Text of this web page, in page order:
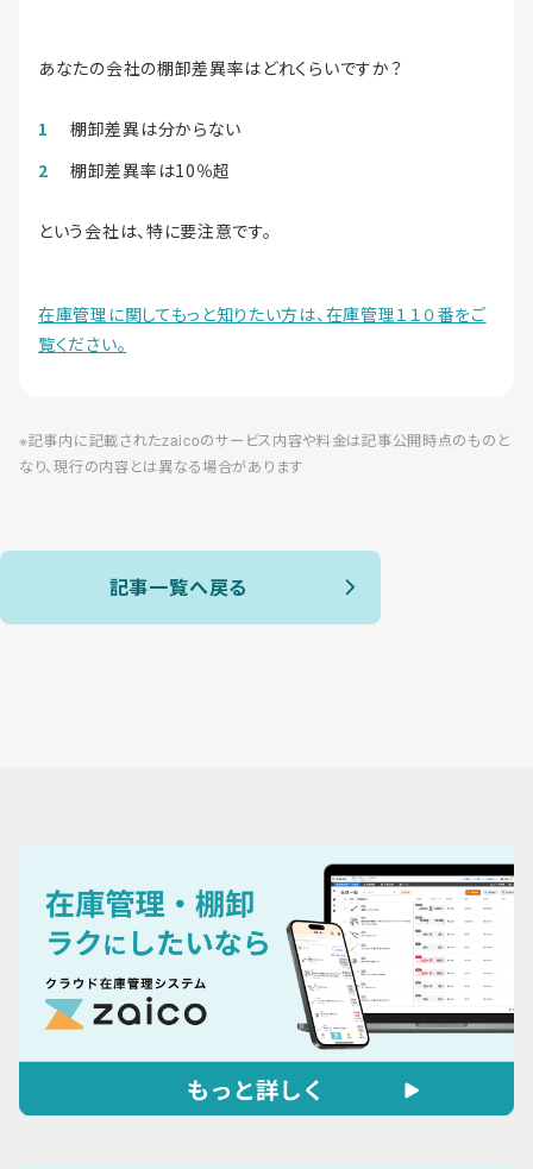
あなたの会社の棚卸差異率はどれくらいですか？
棚卸差異は分からない
棚卸差異率は10％超
という会社は、特に要注意です。
在庫管理に関してもっと知りたい方は、在庫管理１１０番をご
覧ください。
※記事内に記載されたzaicoのサービス内容や料金は記事公開時点のものと
なり、現行の内容とは異なる場合があります
記事一覧へ戻る